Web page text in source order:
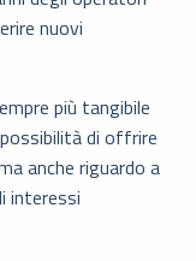
nuovi
più tangibile
di offrire
anche riguardo a
interessi